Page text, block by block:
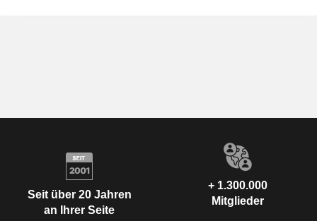
Seit über 20 Jahren
an Ihrer Seite
+ 1.300.000
Mitglieder